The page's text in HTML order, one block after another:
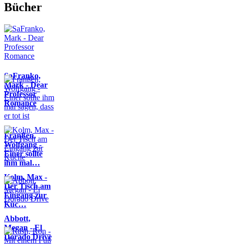
Bücher
SaFranko,
Mark - Dear
Professor
Romance
Franßen,
Wolfgang -
Einer sollte
ihm mal…
Kolm, Max -
Der Tisch am
Eingang zur
Küc…
Abbott,
Megan - El
Dorado Drive